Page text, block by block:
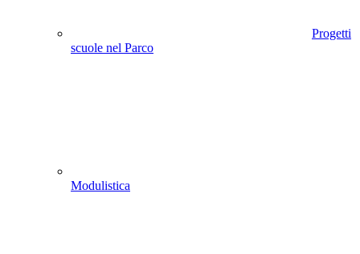
Progetti
scuole nel Parco
Modulistica